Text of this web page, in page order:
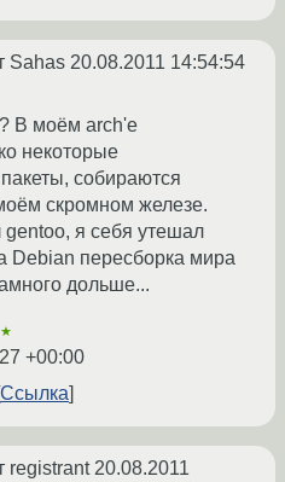
Sahas 20.08.2011 14:54:54
В моём arch'е
некоторые
собираются
скромном железе.
gentoo, я себя утешал
Debian пересборка мира
дольше...
+00:00
Ссылка
registrant20.08.2011